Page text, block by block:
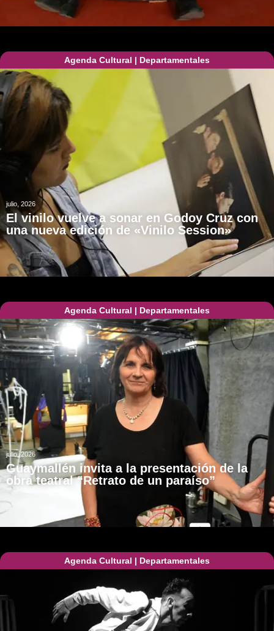
Agenda Cultural | Departamentales
julio, 2026
El vinilo vuelve a sonar en Godoy Cruz con
una nueva edición de «Vinilo Session»
Agenda Cultural | Departamentales
julio, 2026
Guaymallén invita a la presentación de la
obra teatral “Retrato de un paraíso”
Agenda Cultural | Departamentales